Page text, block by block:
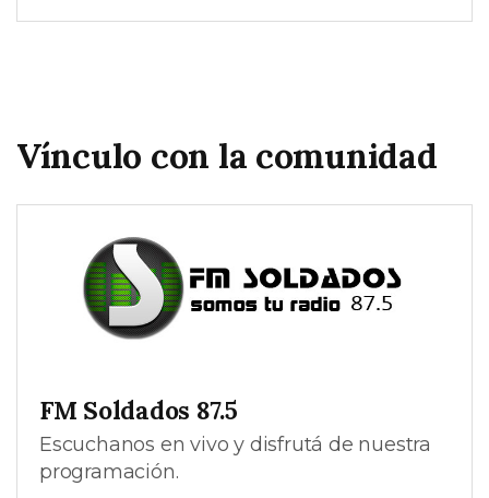
Vínculo con la comunidad
FM Soldados 87.5
Escuchanos en vivo y disfrutá de nuestra
programación.